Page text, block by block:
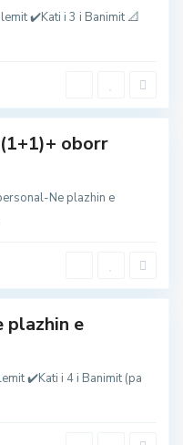
✔️Kati i 3 i Banimit 📐
oborr
Ne plazhin e
plazhin e
✔️Kati i 4 i Banimit (pa